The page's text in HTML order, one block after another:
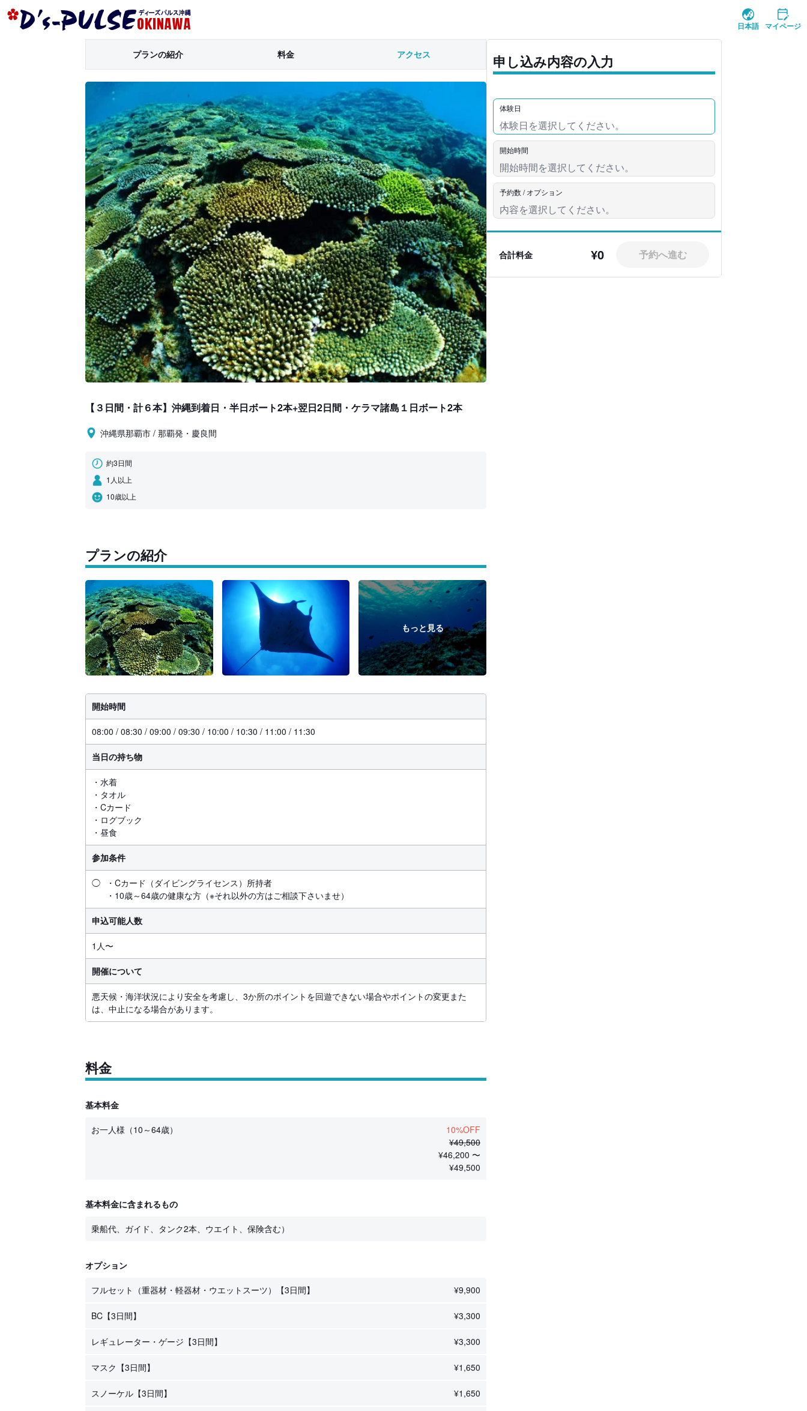
日本語 マイページ
プランの紹介 料金 アクセス
【３日間・計６本】沖縄到着日・半日ボート2本+翌日2日間・ケラマ諸島１日ボート2本
沖縄県那覇市 / 那覇発・慶良間
約3日間
1人以上
10歳以上
プランの紹介
もっと見る
開始時間
08:00 / 08:30 / 09:00 / 09:30 / 10:00 / 10:30 / 11:00 / 11:30
当日の持ち物
・水着
・タオル
・Cカード
・ログブック
・昼食
参加条件
◯
・Cカード（ダイビングライセンス）所持者
・10歳～64歳の健康な方（※それ以外の方はご相談下さいませ）
申込可能人数
1人〜
開催について
悪天候・海洋状況により安全を考慮し、3か所のポイントを回遊できない場合やポイントの変更また
は、中止になる場合があります。
料金
基本料金
お一人様（10～64歳）
10%OFF
¥49,500
¥46,200 〜
¥49,500
基本料金に含まれるもの
乗船代、ガイド、タンク2本、ウエイト、保険含む）
オプション
フルセット（重器材・軽器材・ウエットスーツ）【3日間】 ¥9,900
BC【3日間】 ¥3,300
レギュレーター・ゲージ【3日間】 ¥3,300
マスク【3日間】 ¥1,650
スノーケル【3日間】 ¥1,650
申し込み内容の入力
体験日
開始時間
予約数 / オプション
合計料金 ¥0 予約へ進む